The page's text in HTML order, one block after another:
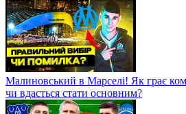
Малиновський в Марселі! Як грає
чи вдасться стати основним?